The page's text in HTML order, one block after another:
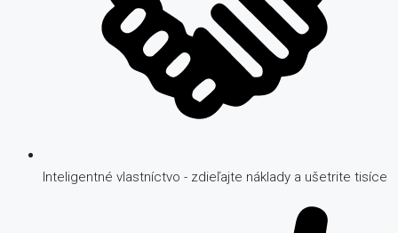
Inteligentné vlastníctvo - zdieľajte náklady a ušetrite tisíce